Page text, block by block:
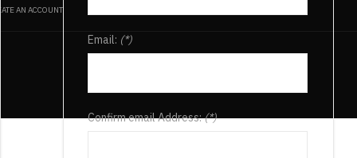
AN ACCOUNT
Email: (*)
Confirm email Address:(*)